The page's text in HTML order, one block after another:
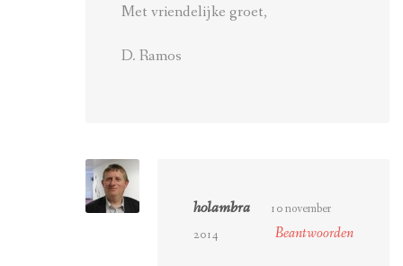
Met vriendelijke groet,
D. Ramos
holambra
10 november
2014
Beantwoorden